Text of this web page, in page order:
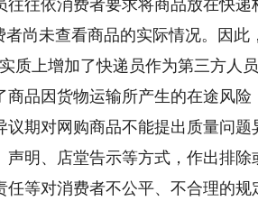
往往依消费者要求将商品放在快
者尚未查看商品的实际情况。因
质上增加了快递员作为第三方人
品因货物运输所产生的在途风险
对网购商品不能提出质量问题
声明、店堂告示等方式，作出排
任等对消费者不公平、不合理的